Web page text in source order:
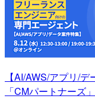
【AI/AWS/アプリ/
「CMパートナーズ